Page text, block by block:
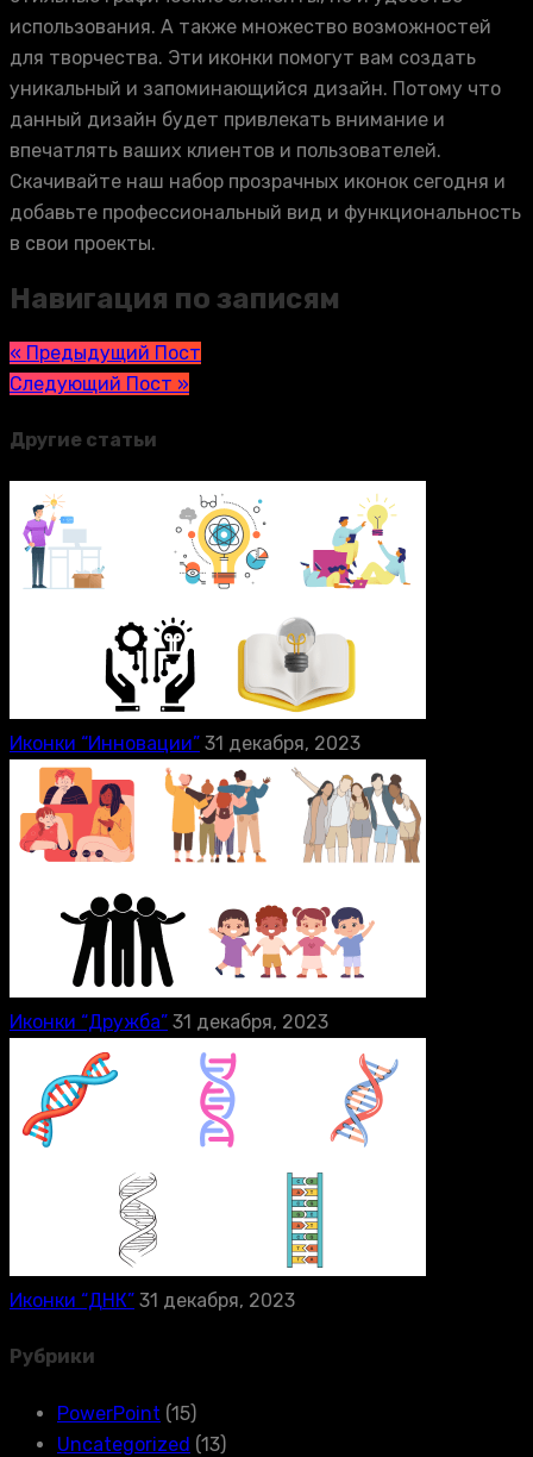
использования. А также множество возможностей
для творчества. Эти иконки помогут вам создать
уникальный и запоминающийся дизайн. Потому что
данный дизайн будет привлекать внимание и
впечатлять ваших клиентов и пользователей.
Скачивайте наш набор прозрачных иконок сегодня и
добавьте профессиональный вид и функциональность
в свои проекты.
Навигация по записям
« Предыдущий Пост
Следующий Пост »
Другие статьи
Иконки “Инновации” 31 декабря, 2023
Иконки “Дружба” 31 декабря, 2023
Иконки “ДНК” 31 декабря, 2023
Рубрики
PowerPoint (15)
Uncategorized (13)